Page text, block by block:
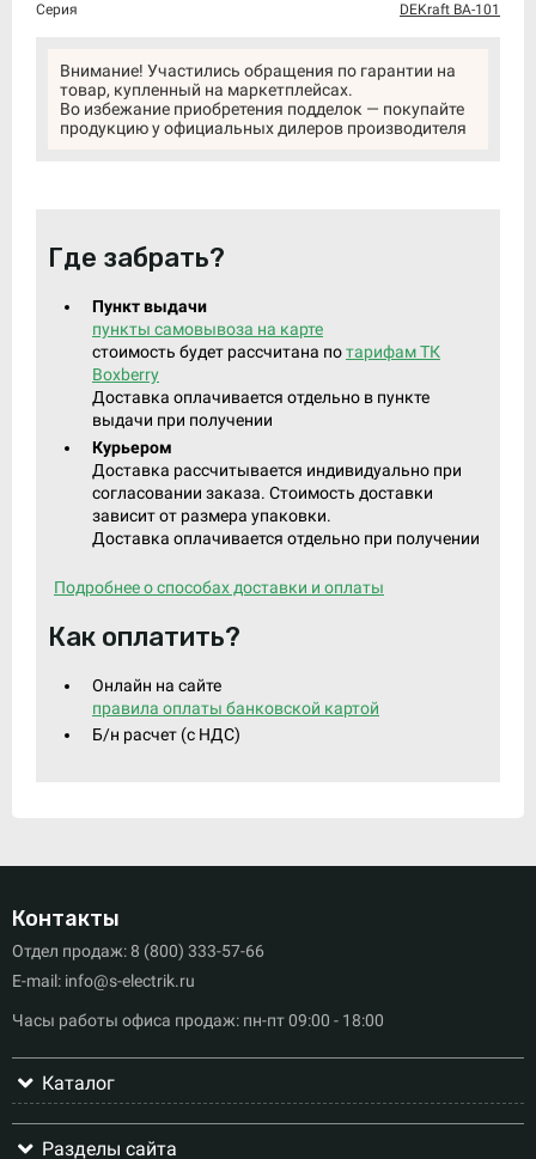
Серия
DEKraft ВА-101
Внимание! Участились обращения по гарантии на
товар, купленный на маркетплейсах.
Во избежание приобретения подделок — покупайте
продукцию у официальных дилеров производителя
Где забрать?
Пункт выдачи
пункты самовывоза на карте
стоимость будет рассчитана потарифам ТК
Boxberry
Доставка оплачивается отдельно в пункте
выдачи при получении
Курьером
Доставка рассчитывается индивидуально при
согласовании заказа. Стоимость доставки
зависит от размера упаковки.
Доставка оплачивается отдельно при получении
Подробнее о способах доставки и оплаты
Как оплатить?
Онлайн на сайте
правила оплаты банковской картой
Б/н расчет (c НДС)
Контакты
Отдел продаж: 8 (800) 333-57-66
E-mail: info@s-electrik.ru
Часы работы офиса продаж: пн-пт 09:00 - 18:00
Каталог
Разделы сайта